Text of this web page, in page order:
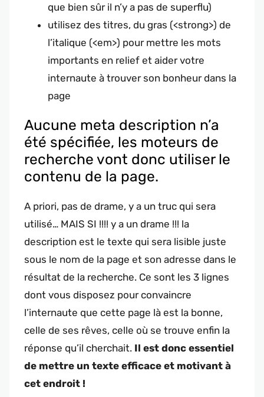
que bien sûr il n’y a pas de superflu)
utilisez des titres, du gras (<strong>) de
l’italique (<em>) pour mettre les mots
importants en relief et aider votre
internaute à trouver son bonheur dans la
page
Aucune meta description n’a
été spécifiée, les moteurs de
recherche vont donc utiliser le
contenu de la page.
A priori, pas de drame, y a un truc qui sera
utilisé… MAIS SI !!!! y a un drame !!! la
description est le texte qui sera lisible juste
sous le nom de la page et son adresse dans le
résultat de la recherche. Ce sont les 3 lignes
dont vous disposez pour convaincre
l’internaute que cette page là est la bonne,
celle de ses rêves, celle où se trouve enfin la
réponse qu’il cherchait. Il est donc essentiel
de mettre un texte efficace et motivant à
cet endroit !